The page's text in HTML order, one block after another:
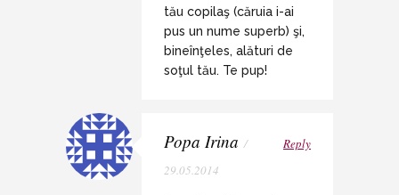
tău copilaş (căruia i-ai
pus un nume superb) şi,
bineînţeles, alături de
soţul tău. Te pup!
Popa Irina /
29.05.2014
Reply